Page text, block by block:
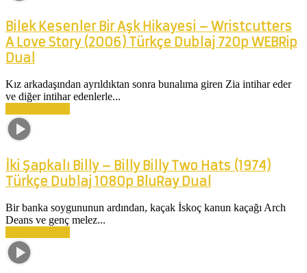
Bilek Kesenler Bir Aşk Hikayesi – Wristcutters
A Love Story (2006) Türkçe Dublaj 720p WEBRip
Dual
Kız arkadaşından ayrıldıktan sonra bunalıma giren Zia intihar eder
ve diğer intihar edenlerle...
İki Şapkalı Billy – Billy Billy Two Hats (1974)
Türkçe Dublaj 1080p BluRay Dual
Bir banka soygununun ardından, kaçak İskoç kanun kaçağı Arch
Deans ve genç melez...